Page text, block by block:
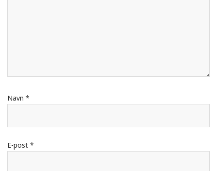
Navn *
E-post *